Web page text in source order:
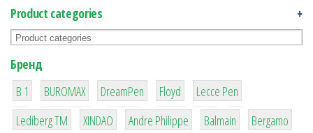
Product categories +
Бренд
B 1
1
BUROMAX
1
DreamPen
2
Floyd
2
Lecce Pen
3
Lediberg ТМ
3
XINDAO
1
Andre Philippe
4
Balmain
26
Bergamo